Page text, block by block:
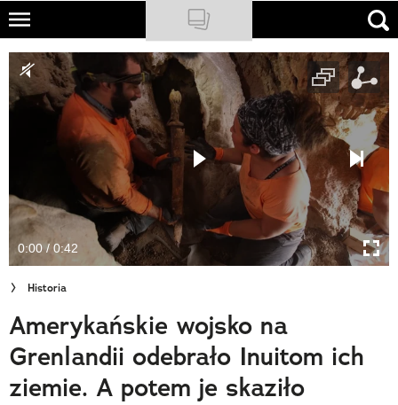
Skip
main
content
NATIONAL GEOGRAPHIC
TRAVELER
PODCASTY
Newsletter
Cuda Polski
Wielki Konkurs Fotograficzny
Trendbook Podróżniczy
Polecane
0:00 / 0:42
Historia
Amerykańskie wojsko na
Grenlandii odebrało Inuitom ich
ziemie. A potem je skaziło